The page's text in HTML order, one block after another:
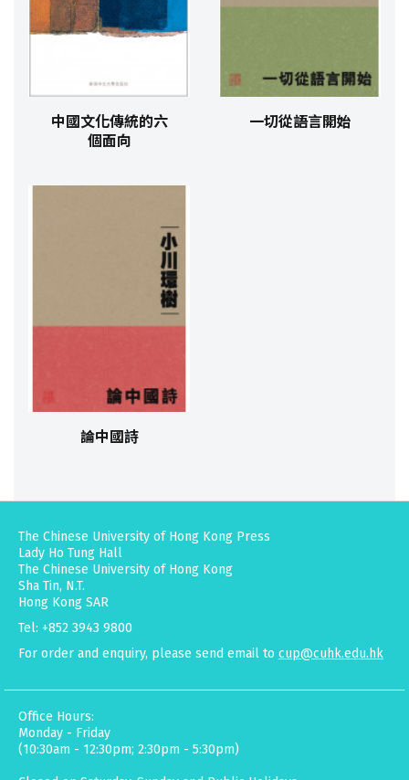
中國文化傳統的六
個面向
一切從語言開始
論中國詩
The Chinese University of Hong Kong Press
Lady Ho Tung Hall
The Chinese University of Hong Kong
Sha Tin, N.T.
Hong Kong SAR
Tel: +852 3943 9800
For order and enquiry, please send email to cup@cuhk.edu.hk
Office Hours:
Monday - Friday
(10:30am - 12:30pm; 2:30pm - 5:30pm)